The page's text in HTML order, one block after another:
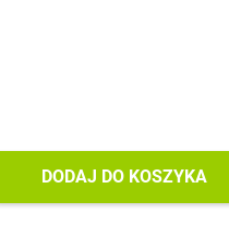
DODAJ DO KOSZYKA